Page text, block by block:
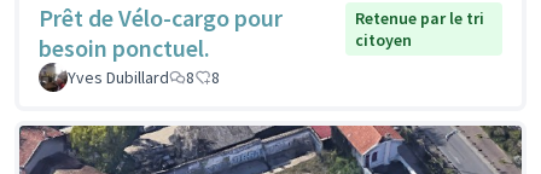
Prêt de Vélo-cargo pour
besoin ponctuel.
Retenue par le tri
citoyen
Yves Dubillard
8 8